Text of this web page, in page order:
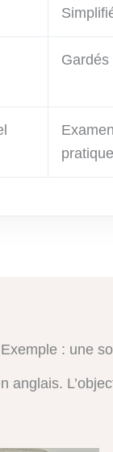
pratique
Exemple : une